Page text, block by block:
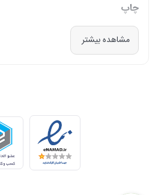
چاپ
در دنیای پرشتاب امروز که کسب‌وکارها و
فناوری‌های نوین وابسته‌اند، دسترسی به
ما، ارائه راهکارهای جامع، از مشاوره پیش از
برای سازمان‌ها، شرکت‌ها و کاربران خانگی است.
طیف کاملی از محصولات برای هر
ما در جهان چاپگر، مجموعه‌ای گسترده از برترین
مشاهده بیشتر